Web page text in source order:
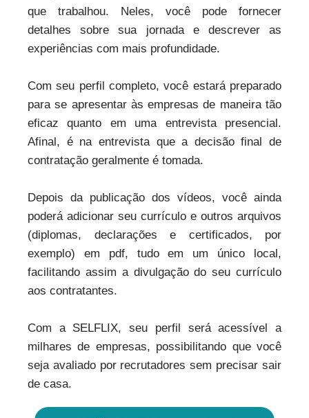
que trabalhou. Neles, você pode fornecer
detalhes sobre sua jornada e descrever as
experiências com mais profundidade.
Com seu perfil completo, você estará preparado
para se apresentar às empresas de maneira tão
eficaz quanto em uma entrevista presencial.
Afinal, é na entrevista que a decisão final de
contratação geralmente é tomada.
Depois da publicação dos vídeos, você ainda
poderá adicionar seu currículo e outros arquivos
(diplomas, declarações e certificados, por
exemplo) em pdf, tudo em um único local,
facilitando assim a divulgação do seu currículo
aos contratantes.
Com a SELFLIX, seu perfil será acessível a
milhares de empresas, possibilitando que você
seja avaliado por recrutadores sem precisar sair
de casa.